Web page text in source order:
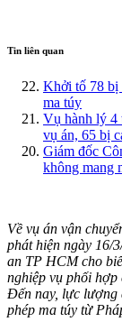
Tin liên quan
Khởi tố 78 bị
ma túy
Vụ hành lý 4
vụ án, 65 bị
Giám đốc
không mang
Về vụ án vận
phát hiện ngày 16/
an TP HCM cho
nghiệp vụ phối
Đến nay, lực lượng
phép m‌a tú‌y từ